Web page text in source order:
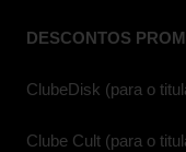
DESCONTOS
ClubeDisk (para o
Clube Cult (para o